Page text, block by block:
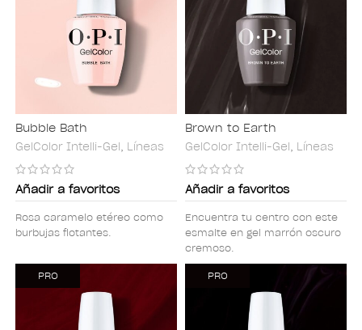
Bubble Bath
GelColor Intelli-Gel, Líneas
Añadir a favoritos
Rosa caramelo etéreo como
burbujas flotantes.
Brown to Earth
GelColor Intelli-Gel, Líneas
Añadir a favoritos
Encuentra tu centro con este
esmalte en gel marrón oscuro
cremoso.
PRO PRO